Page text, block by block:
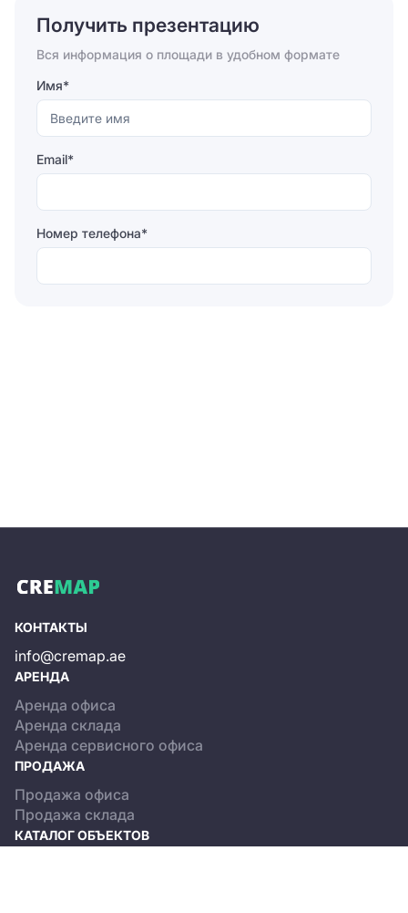
Отправить
Получить презентацию
Вся информация о площади в удобном формате
Имя*
Email*
Номер телефона*
КОНТАКТЫ
info@cremap.ae
АРЕНДА
Аренда офиса
Аренда склада
Аренда сервисного офиса
ПРОДАЖА
Продажа офиса
Продажа склада
КАТАЛОГ ОБЪЕКТОВ